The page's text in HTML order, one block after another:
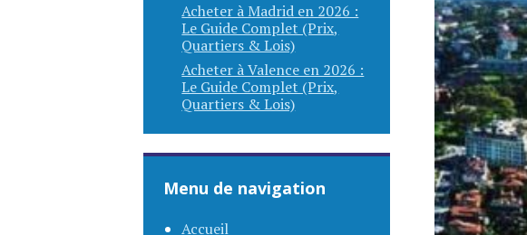
Acheter à Madrid en 2026 :
Le Guide Complet (Prix,
Quartiers & Lois)
Acheter à Valence en 2026 :
Le Guide Complet (Prix,
Quartiers & Lois)
Menu de navigation
Accueil